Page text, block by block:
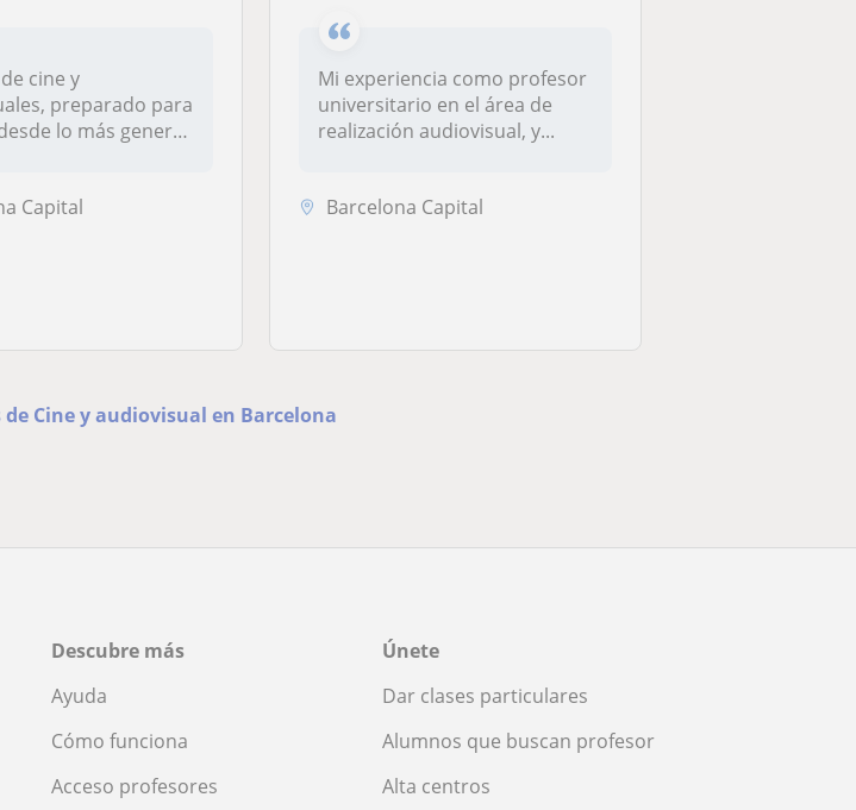
cine y
preparado para
lo más general
Capital
Mi experiencia como profesor
universitario en el área de
realización audiovisual, y...
Barcelona Capital
Cine y audiovisual en Barcelona
Descubre más
Ayuda
Cómo funciona
Acceso profesores
Únete
Dar clases particulares
Alumnos que buscan profesor
Alta centros